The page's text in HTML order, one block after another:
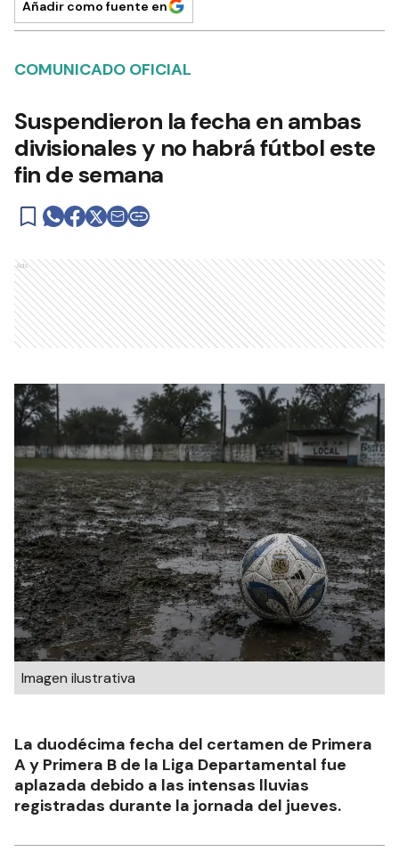
Añadir como fuente en
COMUNICADO OFICIAL
Suspendieron la fecha en ambas
divisionales y no habrá fútbol este
fin de semana
Ads
Imagen ilustrativa
La duodécima fecha del certamen de Primera
A y Primera B de la Liga Departamental fue
aplazada debido a las intensas lluvias
registradas durante la jornada del jueves.